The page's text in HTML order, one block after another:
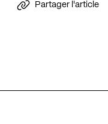
Partager l'article